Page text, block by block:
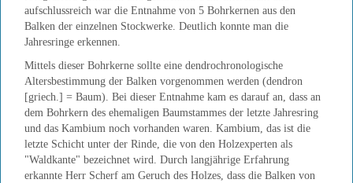
aufschlussreich war die Entnahme von 5 Bohrkernen aus den
Balken der einzelnen Stockwerke. Deutlich konnte man die
Jahresringe erkennen.
Mittels dieser Bohrkerne sollte eine dendrochronologische
Altersbestimmung der Balken vorgenommen werden (dendron
[griech.] = Baum). Bei dieser Entnahme kam es darauf an, dass an
dem Bohrkern des ehemaligen Baumstammes der letzte Jahresring
und das Kambium noch vorhanden waren. Kambium, das ist die
letzte Schicht unter der Rinde, die von den Holzexperten als
"Waldkante" bezeichnet wird. Durch langjährige Erfahrung
erkannte Herr Scherf am Geruch des Holzes, dass die Balken von